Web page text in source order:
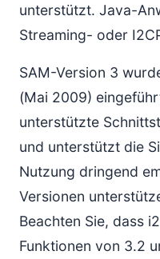
unterstützt. Java-
Streaming- oder
SAM-Version 3
(Mai 2009)
unterstützte
und unterstützt die
Nutzung dringend
Versionen
Beachten Sie, dass
Funktionen von 3.2